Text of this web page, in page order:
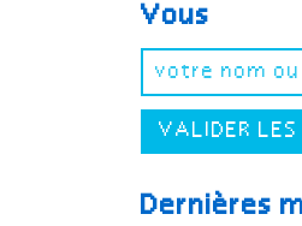
Vous
VALIDER
Dernières